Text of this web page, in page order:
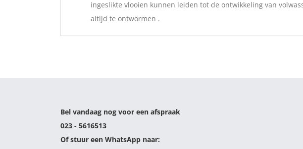
ingeslikte vlooien kunnen leiden tot de ontwikkeling van
altijd te ontwormen .
Bel vandaag nog voor een afspraak
023 - 5616513
Of stuur een WhatsApp naar: